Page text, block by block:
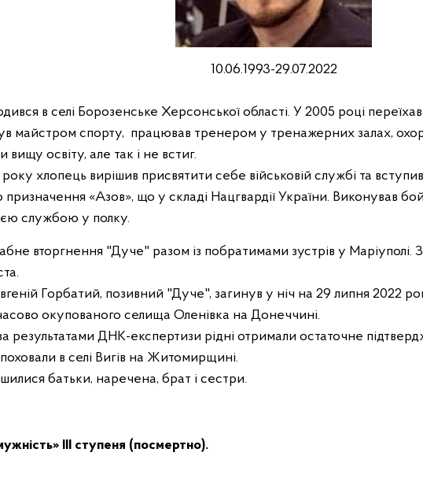
10.06.1993-29.07.2022
в селі Борозенське Херсонської області. У 2005 році
майстром спорту, працював тренером у тренажерних залах,
вищу освіту, але так і не встиг.
хлопець вирішив присвятити себе військовій службі та
призначення «Азов», що у складі Нацгвардії України. Виконував
службою у полку.
вторгнення "Дуче" разом із побратимами зустрів у Маріуполі.
Горбатий, позивний "Дуче", загинув у ніч на 29 липня 2022
окупованого селища Оленівка на Донеччині.
результатами ДНК-експертизи рідні отримали остаточне
в селі Вигів на Житомирщині.
батьки, наречена, брат і сестри.
ІІІ ступеня (посмертно).